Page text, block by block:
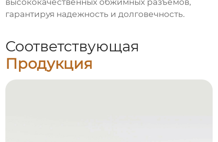
высококачественных обжимных разъемов,
гарантируя надежность и долговечность.
Соответствующая
Продукция